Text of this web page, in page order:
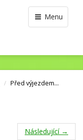
Menu
Před výjezdem...
Následující →